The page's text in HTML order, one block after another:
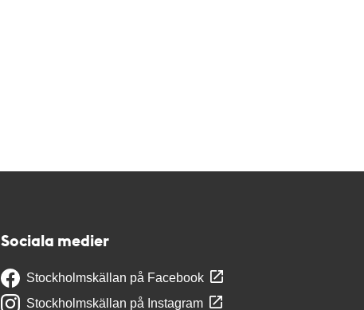
Sociala medier
Stockholmskällan på Facebook
Stockholmskällan på Instagram